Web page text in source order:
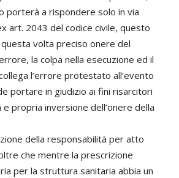
porterà a rispondere solo in via
art. 2043 del codice civile, questo
volta preciso onere del
la colpa nella esecuzione ed il
l’errore protestato all’evento
portare in giudizio ai fini risarcitori
propria inversione dell’onere della
della responsabilità per atto
che mentre la prescrizione
per la struttura sanitaria abbia un